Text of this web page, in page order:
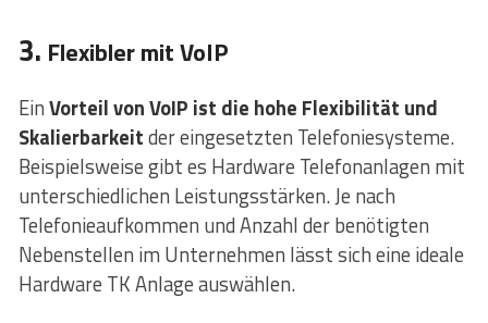
3. Flexibler mit VoIP
EinVorteil von VoIP ist die hohe Flexibilität und
Skalierbarkeitder eingesetzten Telefoniesysteme.
Beispielsweise gibt es Hardware Telefonanlagen mit
unterschiedlichen Leistungsstärken. Je nach
Telefonieaufkommen und Anzahl der benötigten
Nebenstellen im Unternehmen lässt sich eine ideale
Hardware TK Anlage auswählen.